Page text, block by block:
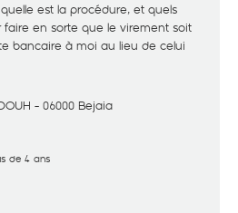
est la procédure, et quels
en sorte que le virement soit
bancaire à moi au lieu de celui
- 06000 Bejaia
de 4 ans